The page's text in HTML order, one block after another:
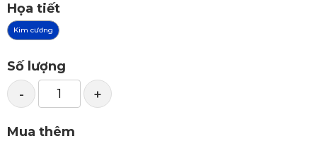
Họa tiết
Kim cương
Số lượng
- +
Mua thêm